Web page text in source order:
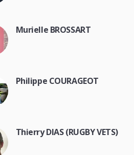
Murielle BROSSART
Philippe COURAGEOT
Thierry DIAS (RUGBY VETS)